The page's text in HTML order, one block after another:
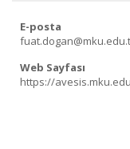
E-posta
Web Sayfası
https://